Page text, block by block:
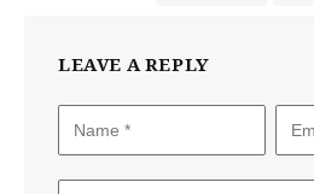
LEAVE A REPLY